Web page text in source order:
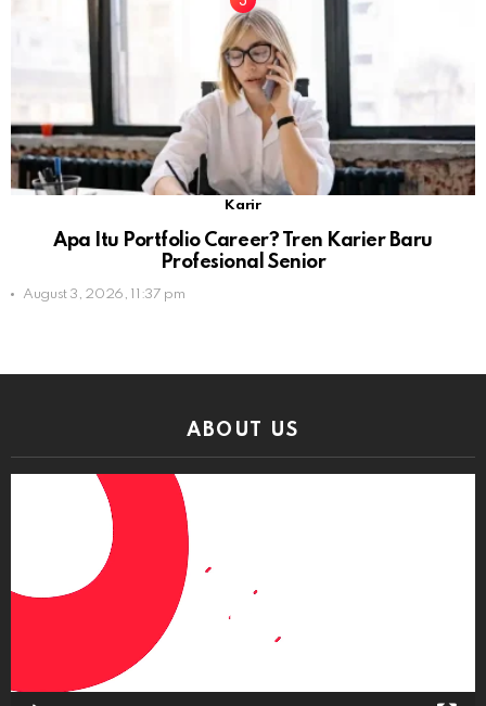
Karir
Apa Itu Portfolio Career? Tren Karier Baru
Profesional Senior
August 3, 2026, 11:37 pm
ABOUT US